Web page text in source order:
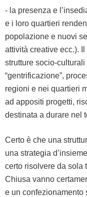
- la pre­sen­za e
e i loro quartieri
popo­lazione e nuovi
attiv­ità cre­ative ecc.).
strut­ture socio-
“gen­tri­fi­cazione”,
regioni e nei quartieri
ad apposi­ti prog­et­ti,
des­ti­na­ta a durare nel
Cer­to è che una
una strate­gia
cer­to risol­vere da sola
Chiusa van­no
e un con­fezion­a­men­to